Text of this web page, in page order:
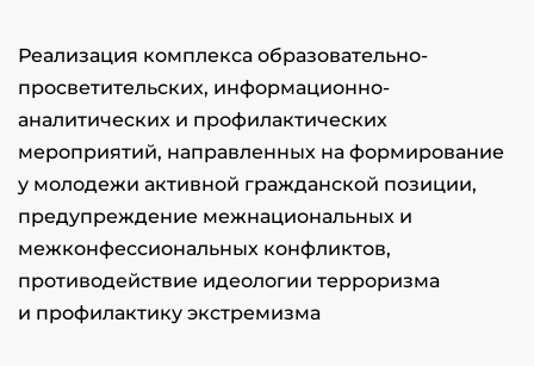
Реализация комплекса образовательно-
просветительских, информационно-
аналитических и профилактических
мероприятий, направленных на формирование
у молодежи активной гражданской позиции,
предупреждение межнациональных и
межконфессиональных конфликтов,
противодействие идеологии терроризма
и профилактику экстремизма